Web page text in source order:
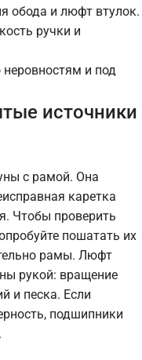
обода и люфт втулок.
ручки и
неровностям и под
источники
с рамой. Она
каретка
Чтобы проверить
пошатать их
рамы. Люфт
рукой: вращение
и песка. Если
подшипники